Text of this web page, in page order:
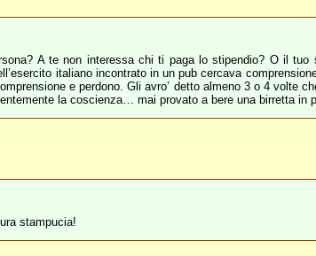
A te non interessa chi ti paga lo stipendio? O il tuo
italiano incontrato in un pub cercava
e perdono. Gli avro’ detto almeno 3 o 4 volte
la coscienza… mai provato a bere una birretta in
stampucia!